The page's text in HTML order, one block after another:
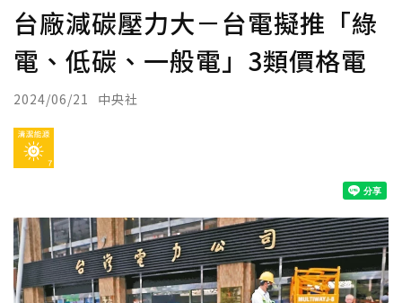
台廠減碳壓力大－台電擬推「綠
電、低碳、一般電」3類價格電
2024/06/21 中央社